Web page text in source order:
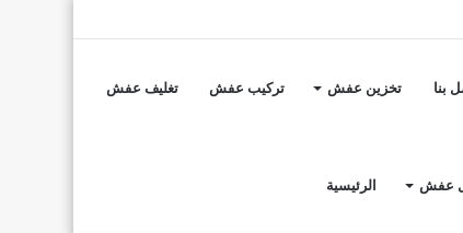
جانبي
بنا تخزين عفش تركيب عفش تغليف عفش
عفش الرئيسية